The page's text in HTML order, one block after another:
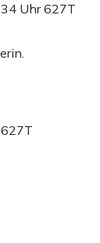
Uhr627T
627T